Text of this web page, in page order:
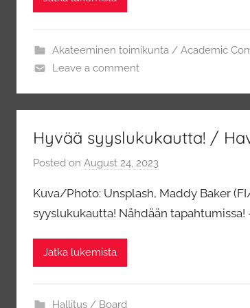
y
Akateeminen toimikunta / Academic
Leave a comment
Hyvää syyslukukautta! /
Posted on August 24, 2023
j
e
Kuva/Photo: Unsplash, Maddy Baker
syyslukukautta! Nähdään tapahtumissa!
Jatka lukemista
Hallitus / Board